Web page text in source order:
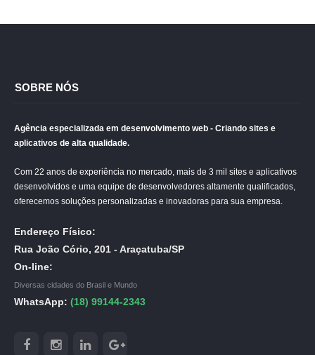
SOBRE NÓS
Agência especializada em desenvolvimento web - Criando sites e
aplicativos de alta qualidade.
Com 22 anos de experiência no mercado, mais de 3 mil sites e aplicativos
desenvolvidos e uma equipe de desenvolvedores altamente qualificados,
oferecemos soluções personalizadas e inovadoras para sua empresa.
Endereço Físico:
Rua João Cório, 201 - Araçatuba/SP
On-line:
Diversas cidades do Brasil e Mundo
WhatsApp: (18) 99144-2343